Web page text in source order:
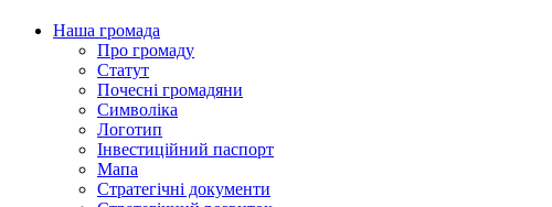
Наша громада
Про громаду
Статут
Почесні громадяни
Символіка
Логотип
Інвестиційний паспорт
Мапа
Стратегічні документи